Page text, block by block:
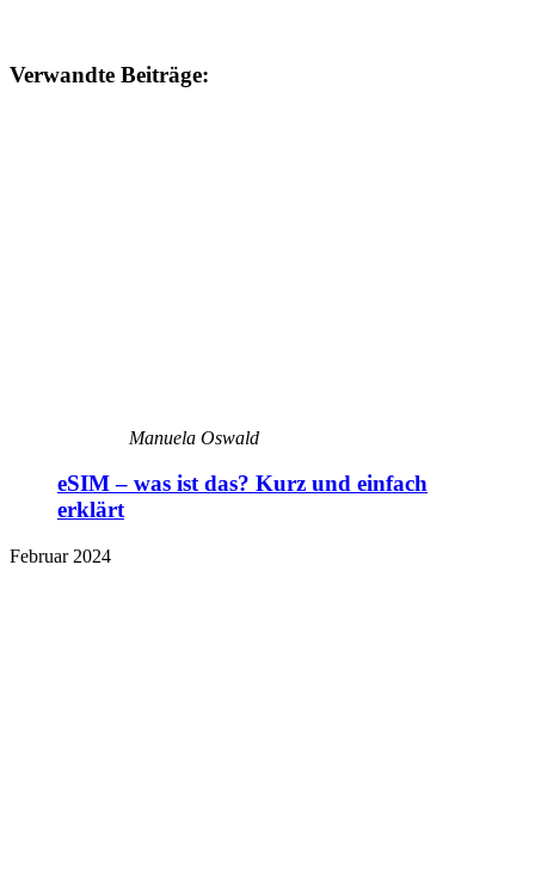
Verwandte Beiträge:
Manuela Oswald
eSIM – was ist das? Kurz und einfach
erklärt
Februar 2024